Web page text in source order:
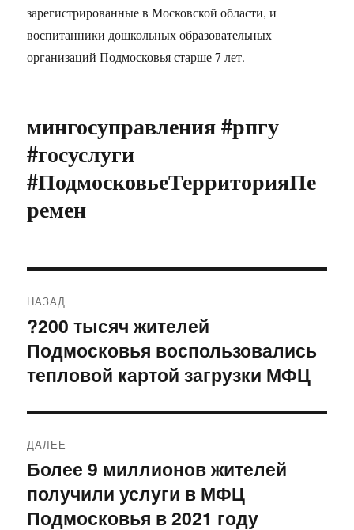
зарегистрированные в Московской области, и
воспитанники дошкольных образовательных
организаций Подмосковья старше 7 лет.
мингосуправления #рпгу
#госуслуги
#ПодмосковьеТерриторияПе
ремен
по
записям
НАЗАД
Предыдущая
запись:
?200 тысяч жителей
Подмосковья воспользовались
тепловой картой загрузки МФЦ
ДАЛЕЕ
Следующая
запись:
Более 9 миллионов жителей
получили услуги в МФЦ
Подмосковья в 2021 году